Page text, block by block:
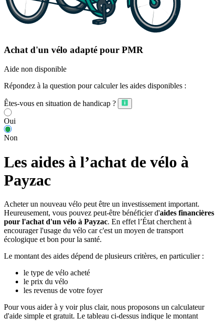
Achat d'un vélo adapté pour PMR
Aide non disponible
Répondez à la question pour calculer les aides disponibles :
Êtes-vous en situation de handicap ?
Oui
Non
Les aides à l’achat de vélo à
Payzac
Acheter un nouveau vélo peut être un investissement important.
Heureusement, vous pouvez peut-être bénéficier d'aides financières
pour l'achat d'un vélo à Payzac. En effet l’État cherchent à
encourager l'usage du vélo car c'est un moyen de transport
écologique et bon pour la santé.
Le montant des aides dépend de plusieurs critères, en particulier :
le type de vélo acheté
le prix du vélo
les revenus de votre foyer
Pour vous aider à y voir plus clair, nous proposons un calculateur
d'aide simple et gratuit. Le tableau ci-dessus indique le montant